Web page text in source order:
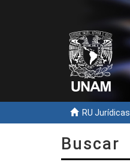
RU Jurídicas
Buscar